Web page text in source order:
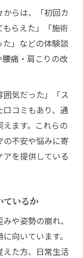
らは、「初回カ
らえた」「施術
」などの体験談
痛・肩こりの改
気だった」「ス
コミもあり、通
ます。これらの
不安や悩みに寄
を提供している
ているか
や姿勢の崩れ、
向いています。
えた方、日常生活